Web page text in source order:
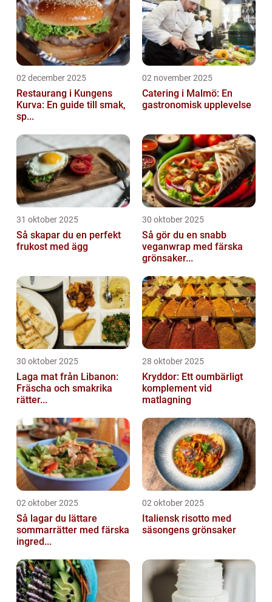
02 december 2025
Restaurang i Kungens
Kurva: En guide till smak,
sp...
02 november 2025
Catering i Malmö: En
gastronomisk upplevelse
31 oktober 2025
Så skapar du en perfekt
frukost med ägg
30 oktober 2025
Så gör du en snabb
veganwrap med färska
grönsaker...
30 oktober 2025
Laga mat från Libanon:
Fräscha och smakrika
rätter...
28 oktober 2025
Kryddor: Ett oumbärligt
komplement vid
matlagning
02 oktober 2025
Så lagar du lättare
sommarrätter med färska
ingred...
02 oktober 2025
Italiensk risotto med
säsongens grönsaker